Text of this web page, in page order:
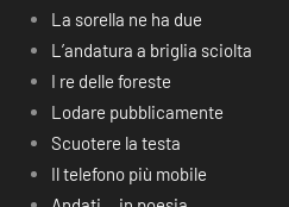
La sorella ne ha due
L’andatura a briglia sciolta
I re delle foreste
Lodare pubblicamente
Scuotere la testa
Il telefono più mobile